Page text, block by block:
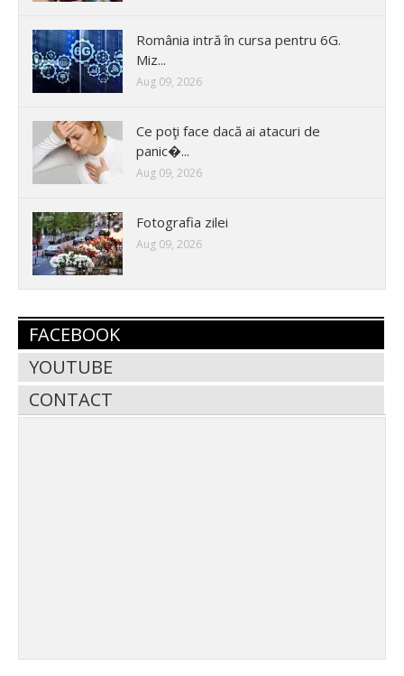
România intră în cursa pentru 6G.
Miz...
Aug 09, 2026
Ce poţi face dacă ai atacuri de
panic�...
Aug 09, 2026
Fotografia zilei
Aug 09, 2026
FACEBOOK
YOUTUBE
CONTACT